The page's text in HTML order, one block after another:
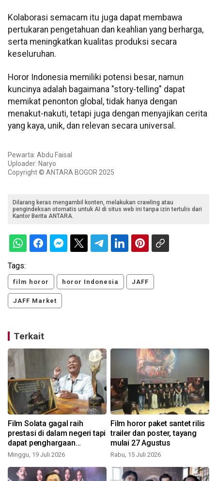
Kolaborasi semacam itu juga dapat membawa
pertukaran pengetahuan dan keahlian yang berharga,
serta meningkatkan kualitas produksi secara
keseluruhan.
Horor Indonesia memiliki potensi besar, namun
kuncinya adalah bagaimana "story-telling" dapat
memikat penonton global, tidak hanya dengan
menakut-nakuti, tetapi juga dengan menyajikan cerita
yang kaya, unik, dan relevan secara universal.
Pewarta: Abdu Faisal
Uploader: Naryo
Copyright © ANTARA BOGOR 2025
Dilarang keras mengambil konten, melakukan crawling atau
pengindeksan otomatis untuk AI di situs web ini tanpa izin tertulis dari
Kantor Berita ANTARA.
Tags:
film horor horor Indonesia JAFF
JAFF Market
Terkait
Film Solata gagal raih
prestasi di dalam negeri tapi
dapat penghargaan
internasional
Minggu, 19 Juli 2026
Film horor paket santet rilis
trailer dan poster, tayang
mulai 27 Agustus
Rabu, 15 Juli 2026